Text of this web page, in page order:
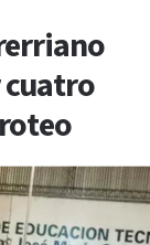
cuatro